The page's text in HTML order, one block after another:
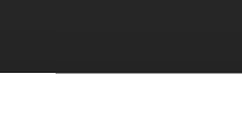
для окрашенных и
чешуек волос и